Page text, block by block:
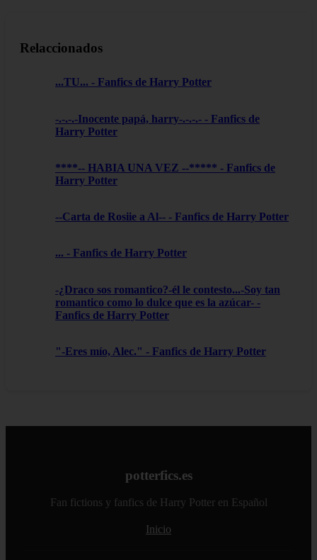
Relaccionados
...TU... - Fanfics de Harry Potter
-.-.-.-Inocente papá, harry-.-.-.- - Fanfics de
Harry Potter
****-- HABIA UNA VEZ --***** - Fanfics de
Harry Potter
--Carta de Rosiie a Al-- - Fanfics de Harry Potter
... - Fanfics de Harry Potter
-¿Draco sos romantico?-él le contesto...-Soy tan
romantico como lo dulce que es la azúcar- -
Fanfics de Harry Potter
"-Eres mío, Alec." - Fanfics de Harry Potter
potterfics.es
Fan fictions y fanfics de Harry Potter en Español
Inicio